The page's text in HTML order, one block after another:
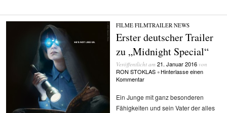
FILME/FILMTRAILER/NEWS
Erster deutscher Trailer
zu „Midnight Special“
Veröffentlicht am 21. Januar 2016von
RON STOKLAS • Hinterlasse einen
Kommentar
Ein Junge mit ganz besonderen
Fähigkeiten und sein Vater der alles